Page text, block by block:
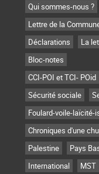
Qui sommes-nous ?
Lettre de la
Déclarations
La
Bloc-notes
CCI-POI et TCI- POid
Sécurité sociale
Foulard-voile-laïcité-
Chroniques d'une
Palestine
Pays
International
MST